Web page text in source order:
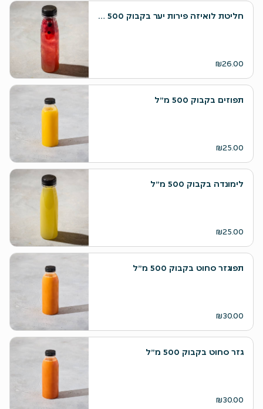
חליטת לואיזה פירות יער בקבוק 500 מ״ל
₪26.00
תפוזים בקבוק 500 מ״ל
₪25.00
לימונדה בקבוק 500 מ״ל
₪25.00
תפוגזר סחוט בקבוק 500 מ״ל
₪30.00
גזר סחוט בקבוק 500 מ״ל
₪30.00